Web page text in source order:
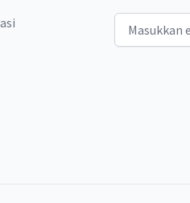
Email address